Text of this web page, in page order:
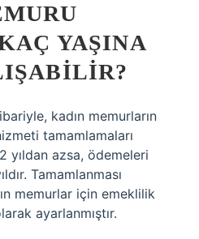
YAŞINA
kadın memurların
tamamlamaları
yıldan azsa, ödemeleri
Tamamlanması
memurlar için emeklilik
ayarlanmıştır.